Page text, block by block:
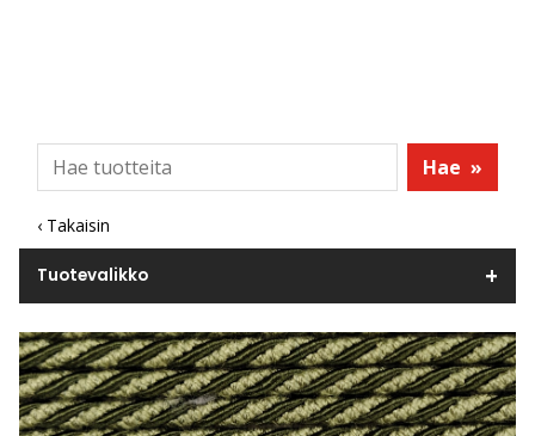
Hae »
‹ Takaisin
Tuotevalikko